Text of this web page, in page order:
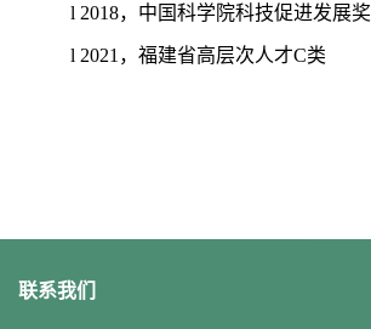
l 2018， 中国科学院科技促进发展奖
l 2021 ，福建省高层次人才C类
联系我们